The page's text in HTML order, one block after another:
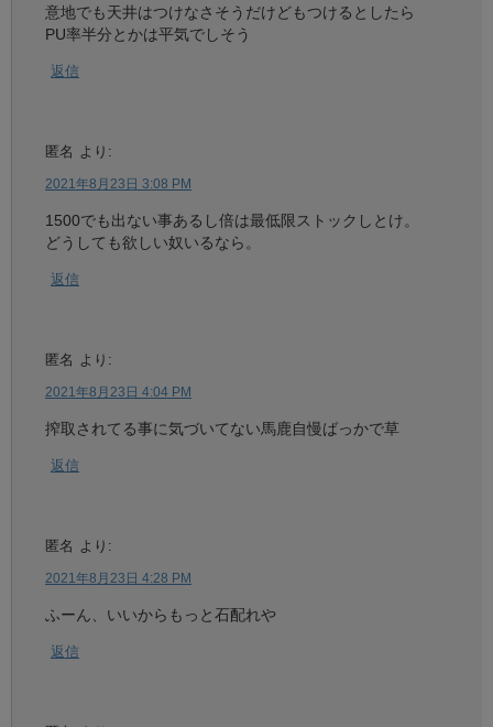
意地でも天井はつけなさそうだけどもつけるとしたら
PU率半分とかは平気でしそう
返信
匿名 より:
2021年8月23日 3:08 PM
1500でも出ない事あるし倍は最低限ストックしとけ。
どうしても欲しい奴いるなら。
返信
匿名 より:
2021年8月23日 4:04 PM
搾取されてる事に気づいてない馬鹿自慢ばっかで草
返信
匿名 より:
2021年8月23日 4:28 PM
ふーん、いいからもっと石配れや
返信